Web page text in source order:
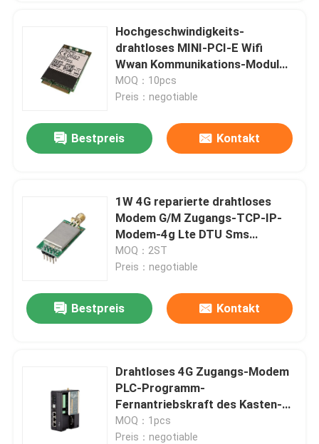
Zu Hause
Videos
Hochgeschwindigkeits-
drahtloses MINI-PCI-E Wifi
Wwan Kommunikations-Modul
Zugang HUAWEIS 4G LTE FDD
MOQ：10pcs
Preis：negotiable
Bestpreis Kontakt
1W 4G reparierte drahtloses
Modem G/M Zugangs-TCP-IP-
Modem-4g Lte DTU Sms
drahtloses Modul
MOQ：2ST
Preis：negotiable
Bestpreis Kontakt
Drahtloses 4G Zugangs-Modem
PLC-Programm-
Fernantriebskraft des Kasten-
5W drahtloses/Download M2M
MOQ：1pcs
Preis：negotiable